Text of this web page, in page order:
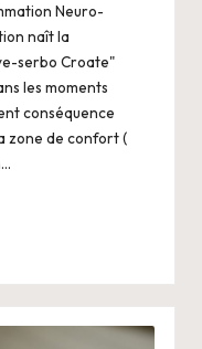
Neuro-
naît la
serbo Croate"
les moments
conséquence
zone de confort (